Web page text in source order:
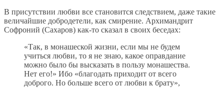
В присутствии любви все становится следствием, даже такие
величайшие добродетели, как смирение. Архимандрит
Софроний (Сахаров) как-то сказал в своих беседах:
«Так, в монашеской жизни, если мы не будем
учиться любви, то я не знаю, какое оправдание
можно было бы высказать в пользу монашества.
Нет его!» Ибо «благодать приходит от всего
доброго. Но больше всего от любви к брату»,